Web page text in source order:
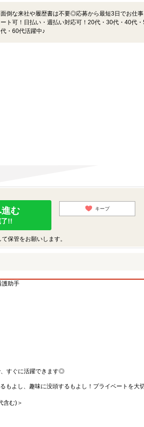
面倒な来社や履歴書は不要◎応募から最短3日でお仕事
ート可！日払い・週払い対応可！20代・30代・40代
代・60代活躍中♪
む
了!!
キープ
保管をお願いします。
護助手
すぐに活躍できます◎
もよし、趣味に没頭するもよし！プライベートを大
含む)＞